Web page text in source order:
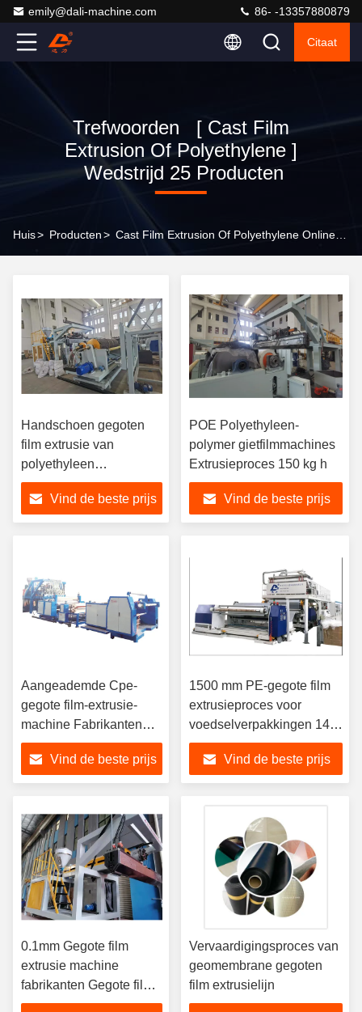
emily@dali-machine.com 86- -13357880879
Citaat
Trefwoorden [ Cast Film
Extrusion Of Polyethylene ]
Wedstrijd 25 Producten
Huis> Producten>
Handschoen gegoten
film extrusie van
polyethyleen
enkelvoudige dubbele
extruder 150 kg H
Vind de beste prijs
POE Polyethyleen-
polymer gietfilmmachines
Extrusieproces 150 kg h
Vind de beste prijs
Aangeademde Cpe-
gegote film-extrusie-
machine Fabrikanten
500 mm Wikkeling 80 kg
H
Vind de beste prijs
1500 mm PE-gegote film
extrusieproces voor
voedselverpakkingen 145
kg H
Vind de beste prijs
0.1mm Gegote film
extrusie machine
fabrikanten Gegote film
productielijn
Vervaardigingsproces van
geomembrane gegoten
film extrusielijn